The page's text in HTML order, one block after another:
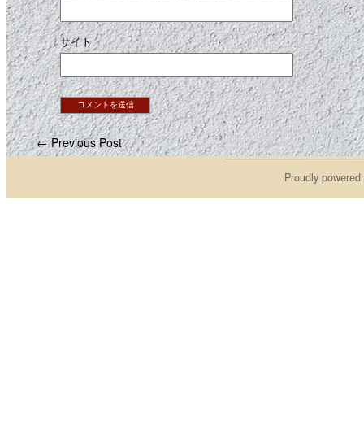
サイト
← Previous Post
Proudly